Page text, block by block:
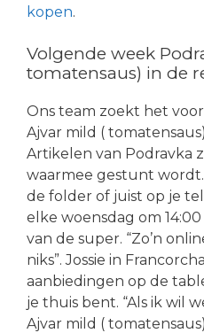
kopen.
Volgende week
tomatensaus) in de
Ons team zoekt het
Ajvar mild (
Artikelen van Podravka
waarmee gestunt
de folder of juist op je
elke woensdag om
van de super. “Zo’n
niks”. Jossie in
aanbiedingen op de
je thuis bent. “Als ik wil
Ajvar mild (